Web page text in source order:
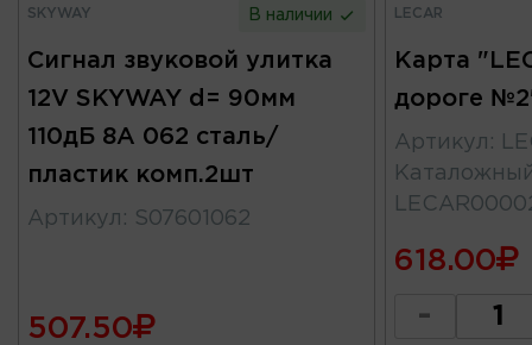
SKYWAY В наличии
Сигнал звуковой улитка
12V SKYWAY d= 90мм
110дБ 8А 062 сталь/
пластик комп.2шт
Артикул : S07601062
507.50
LECAR
Карта
дороге
Артикул :
618.00
-